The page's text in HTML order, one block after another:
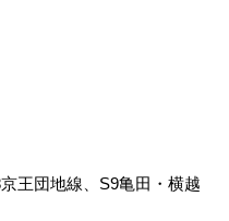
王団地線、S9亀田・横越